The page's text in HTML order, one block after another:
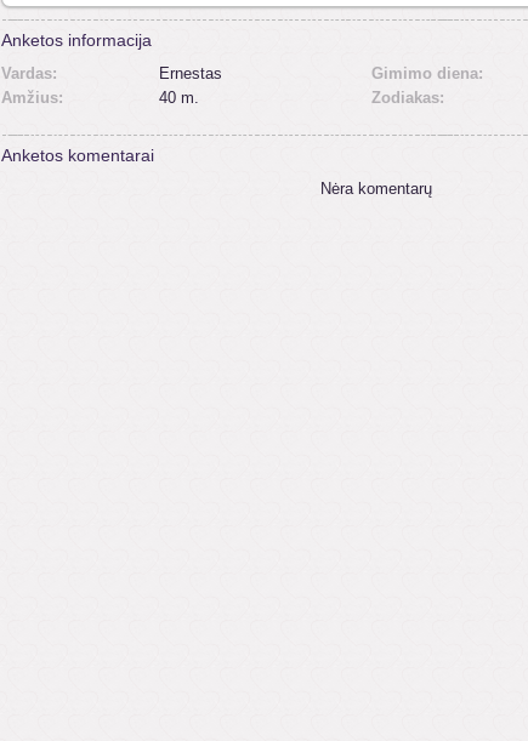
Anketos informacija
Vardas:
Ernestas
Amžius:
40 m.
Gimimo diena:
Zodiakas:
Anketos komentarai
Nėra komentarų